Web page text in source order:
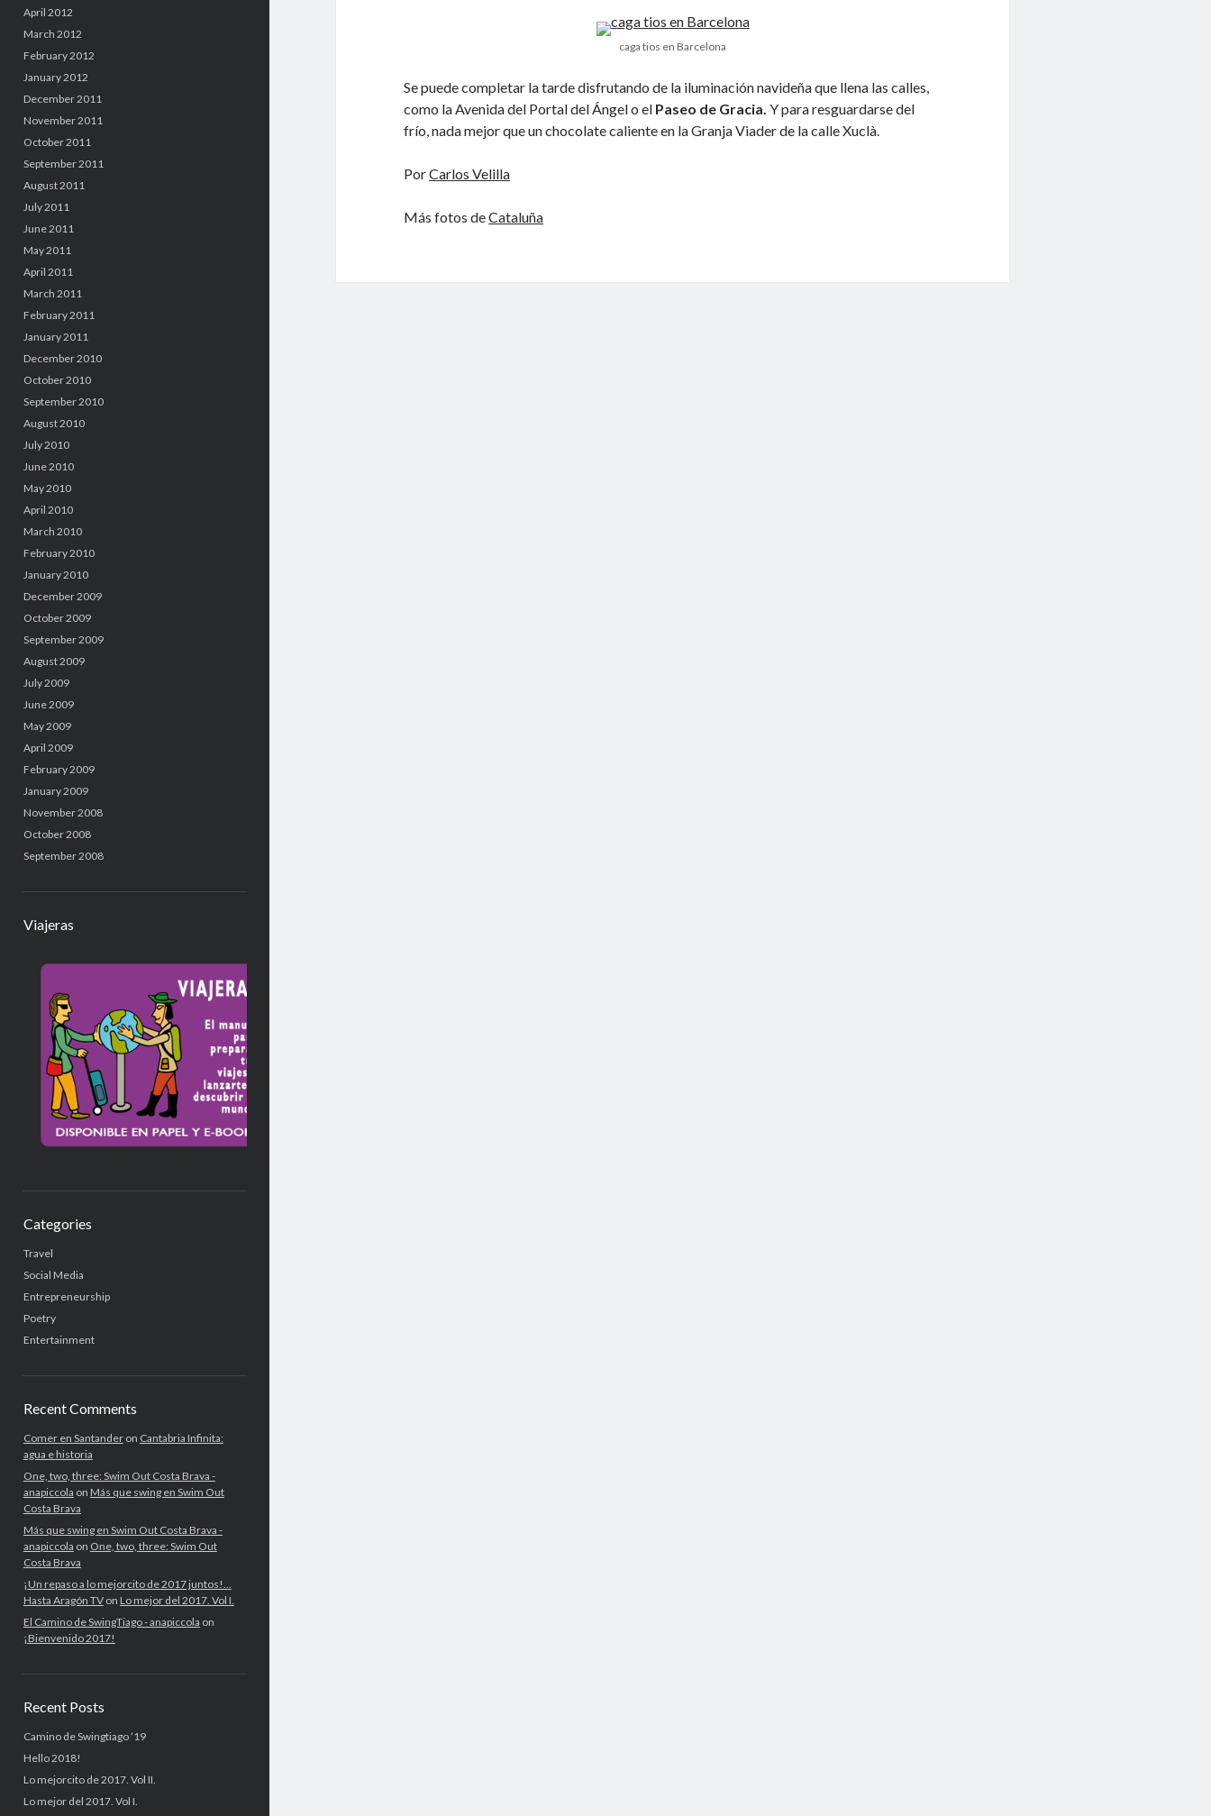
April 2012
March 2012
February 2012
January 2012
December 2011
November 2011
October 2011
September 2011
August 2011
July 2011
June 2011
May 2011
April 2011
March 2011
February 2011
January 2011
December 2010
October 2010
September 2010
August 2010
July 2010
June 2010
May 2010
April 2010
March 2010
February 2010
January 2010
December 2009
October 2009
September 2009
August 2009
July 2009
June 2009
May 2009
April 2009
February 2009
January 2009
November 2008
October 2008
September 2008
Viajeras
Categories
Travel
Social Media
Entrepreneurship
Poetry
Entertainment
Recent Comments
Comer en Santanderon Cantabria Infinita:
agua e historia
One, two, three: Swim Out Costa Brava -
anapiccola on Más que swing en Swim Out
Costa Brava
Más que swing en Swim Out Costa Brava -
anapiccola on One, two, three: Swim Out
Costa Brava
¡Un repaso a lo mejorcito de 2017 juntos!...
Hasta Aragón TVon Lo mejor del 2017. Vol I.
El Camino de SwingTiago - anapiccola on
¡Bienvenido 2017!
Recent Posts
Camino de Swingtiago ’19
Hello 2018!
Lo mejorcito de 2017. Vol II.
Lo mejor del 2017. Vol I.
caga tios en Barcelona
Se puede completar la tarde disfrutando de la iluminación navideña que llena las calles,
como la Avenida del Portal del Ángel o el Paseo de Gracia. Y para resguardarse del
frío, nada mejor que un chocolate caliente en la Granja Viader de la calle Xuclà.
PorCarlos Velilla
Más fotos deCataluña